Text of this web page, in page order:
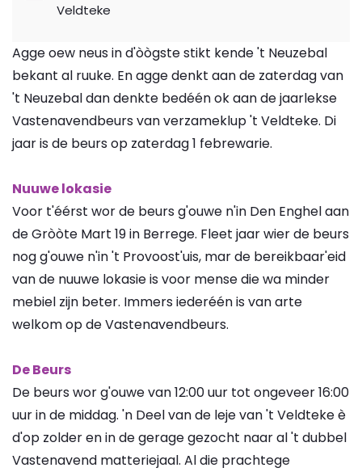
Veldteke
Agge oew neus in d'òògste stikt kende 't Neuzebal
bekant al ruuke. En agge denkt aan de zaterdag van
't Neuzebal dan denkte bedéén ok aan de jaarlekse
Vastenavendbeurs van verzameklup 't Veldteke. Di
jaar is de beurs op zaterdag 1 febrewarie.
Nuuwe lokasie
Voor t'éérst wor de beurs g'ouwe n'in Den Enghel aan
de Gròòte Mart 19 in Berrege. Fleet jaar wier de beurs
nog g'ouwe n'in 't Provoost'uis, mar de bereikbaar'eid
van de nuuwe lokasie is voor mense die wa minder
mebiel zijn beter. Immers iederéén is van arte
welkom op de Vastenavendbeurs.
De Beurs
De beurs wor g'ouwe van 12:00 uur tot ongeveer 16:00
uur in de middag. 'n Deel van de leje van 't Veldteke è
d'op zolder en in de gerage gezocht naar al 't dubbel
Vastenavend matteriejaal. Al die prachtege